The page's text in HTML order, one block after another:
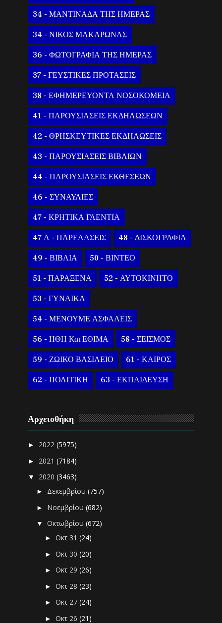
34 - ΜΑΝΤΙΝΑΔΑ ΤΗΣ ΗΜΕΡΑΣ
34 - ΝΙΚΟΣ ΜΑΚΑΡΩΝΑΣ
36 - ΦΩΤΟΓΡΑΦΙΑ ΤΗΣ ΗΜΕΡΑΣ
37 - ΓΕΥΣΤΙΚΕΣ ΠΡΟΤΑΣΕΙΣ
38 - ΕΦΗΜΕΡΕΥΟΝΤΑ ΝΟΣΟΚΟΜΕΙΑ
41 - ΠΑΡΟΥΣΙΑΣΕΙΣ ΕΚΔΗΛΩΣΕΩΝ
42 - ΘΡΗΣΚΕΥΤΙΚΕΣ ΕΚΔΗΛΩΣΕΙΣ
43 - ΠΑΡΟΥΣΙΑΣΕΙΣ ΒΙΒΛΙΩΝ
44 - ΠΑΡΟΥΣΙΑΣΕΙΣ ΕΚΘΕΣΕΩΝ
46 - ΣΥΝΑΥΛΙΕΣ
47 - ΚΡΗΤΙΚΑ ΓΛΕΝΤΙΑ
47 Α - ΠΑΡΕΛΑΣΕΙΣ 48 - ΔΙΣΚΟΓΡΑΦΙΑ
49 - ΒΙΒΛΙΑ 50 - ΒΙΝΤΕΟ
51 - ΠΑΡΑΞΕΝΑ 52 - ΑΥΤΟΚΙΝΗΤΟ
53 - ΓΥΝΑΙΚΑ
54 - ΜΕΝΟΥΜΕ ΑΣΦΑΛΕΙΣ
56 - ΗΘΗ Και ΕΘΙΜΑ 58 - ΣΕΙΣΜΟΣ
59 - ΖΩΙΚΟ ΒΑΣΙΛΕΙΟ 61 - ΚΑΙΡΟΣ
62 - ΠΟΛΙΤΙΚΗ 63 - ΕΚΠΑΙΔΕΥΣΗ
Αρχειοθήκη
► 2022(5975)
► 2021(7184)
▼ 2020(3463)
► Δεκεμβρίου(757)
► Νοεμβρίου(682)
▼Οκτωβρίου(672)
►Οκτ 31(24)
►Οκτ 30(20)
►Οκτ 29(26)
►Οκτ 28(23)
►Οκτ 27(24)
►Οκτ 26(21)